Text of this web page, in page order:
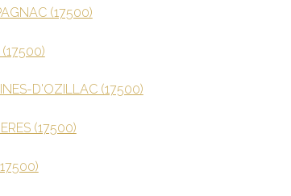
(17500)
D'OZILLAC (17500)
(17500)